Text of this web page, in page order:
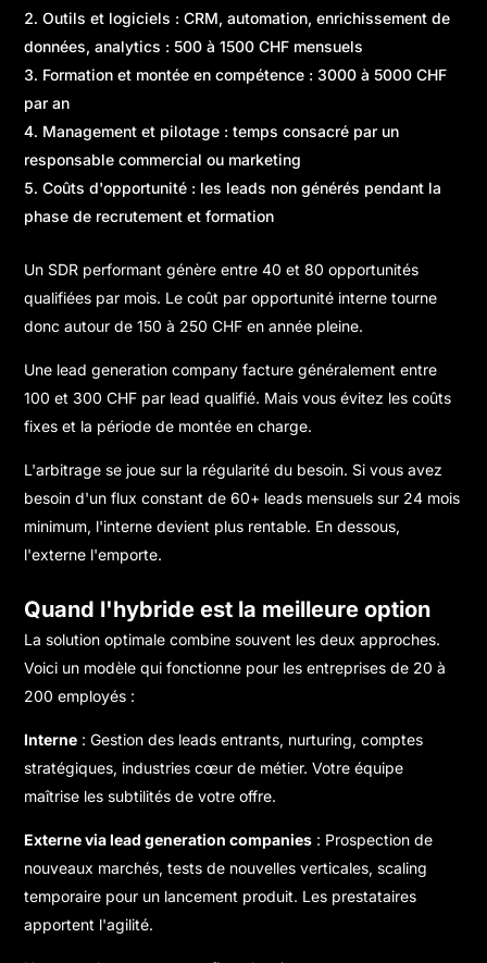
Outils et logiciels : CRM, automation, enrichissement de
données, analytics : 500 à 1500 CHF mensuels
Formation et montée en compétence : 3000 à 5000 CHF
par an
Management et pilotage : temps consacré par un
responsable commercial ou marketing
Coûts d'opportunité : les leads non générés pendant la
phase de recrutement et formation
Un SDR performant génère entre 40 et 80 opportunités
qualifiées par mois. Le coût par opportunité interne tourne
donc autour de 150 à 250 CHF en année pleine.
Une lead generation company facture généralement entre
100 et 300 CHF par lead qualifié. Mais vous évitez les coûts
fixes et la période de montée en charge.
L'arbitrage se joue sur la régularité du besoin. Si vous avez
besoin d'un flux constant de 60+ leads mensuels sur 24 mois
minimum, l'interne devient plus rentable. En dessous,
l'externe l'emporte.
Quand l'hybride est la meilleure option
La solution optimale combine souvent les deux approches.
Voici un modèle qui fonctionne pour les entreprises de 20 à
200 employés :
Interne : Gestion des leads entrants, nurturing, comptes
stratégiques, industries cœur de métier. Votre équipe
maîtrise les subtilités de votre offre.
Externe via lead generation companies : Prospection de
nouveaux marchés, tests de nouvelles verticales, scaling
temporaire pour un lancement produit. Les prestataires
apportent l'agilité.